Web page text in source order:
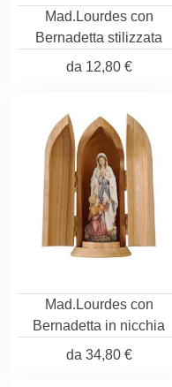
Mad.Lourdes con
Bernadetta stilizzata
da 12,80 €
Mad.Lourdes con
Bernadetta in nicchia
da 34,80 €